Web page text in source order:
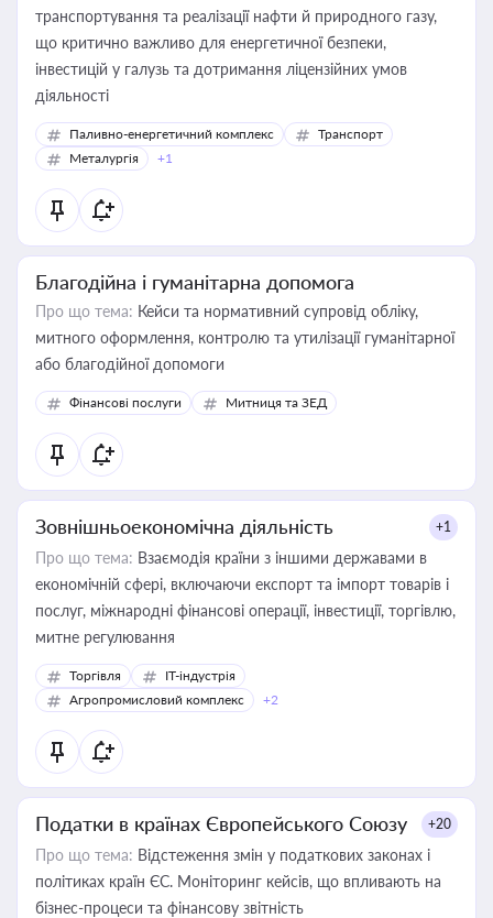
транспортування та реалізації нафти й природного газу,
що критично важливо для енергетичної безпеки,
інвестицій у галузь та дотримання ліцензійних умов
діяльності
Паливно-енергетичний комплекс
Транспорт
Металургія
+1
Благодійна і гуманітарна допомога
Про що тема: Кейси та нормативний супровід обліку,
митного оформлення, контролю та утилізації гуманітарної
або благодійної допомоги
Фінансові послуги Митниця та ЗЕД
Зовнішньоекономічна діяльність +1
Про що тема: Взаємодія країни з іншими державами в
економічній сфері, включаючи експорт та імпорт товарів і
послуг, міжнародні фінансові операції, інвестиції, торгівлю,
митне регулювання
Торгівля
IT-індустрія
Агропромисловий комплекс
+2
Податки в країнах Європейського Союзу +20
Про що тема: Відстеження змін у податкових законах і
політиках країн ЄС. Моніторинг кейсів, що впливають на
бізнес-процеси та фінансову звітність